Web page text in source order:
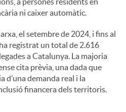
ni caixer automàtic.
el setembre de 2024, i fins al
registrat un total de 2.616
a Catalunya. La majoria
cita prèvia, una dada que
d’una demanda real i la
financera dels territoris.